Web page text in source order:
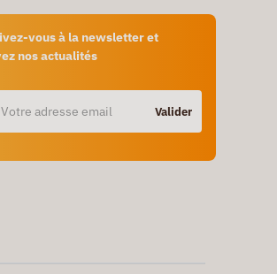
vous à la newsletter et
nos actualités
Valider